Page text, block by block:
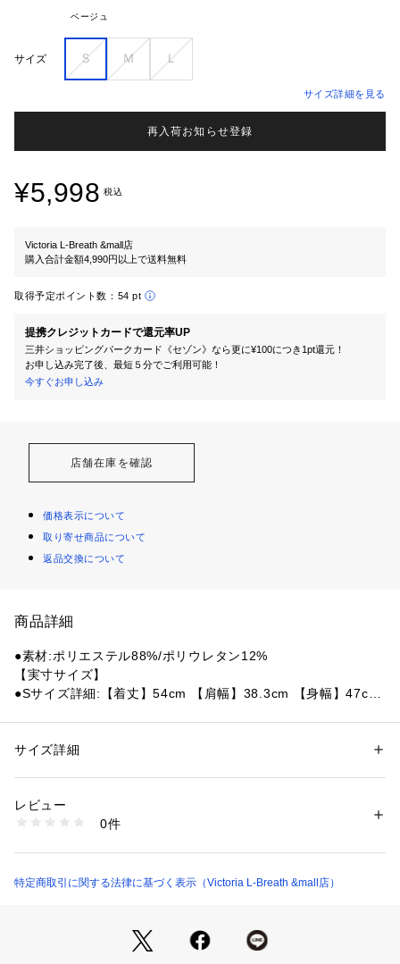
ベージュ
サイズ Ｓ Ｍ Ｌ
サイズ詳細を見る
再入荷お知らせ登録
¥5,998 税込
Victoria L-Breath &mall店
購入合計金額4,990円以上で送料無料
取得予定ポイント数： 54 pt
提携クレジットカードで還元率UP
三井ショッピングパークカード《セゾン》なら更に¥100につき1pt還元！
お申し込み完了後、最短５分でご利用可能！
今すぐお申し込み
店舗在庫を確認
価格表示について
取り寄せ商品について
返品交換について
商品詳細
●素材:ポリエステル88%/ポリウレタン12%
【実寸サイズ】
●Sサイズ詳細:【着丈】54cm 【肩幅】38.3cm 【身幅】47cm
●首元のラインが綺麗に見えるボートネックを採用した半袖Tシ
イに保つだけでなく、紫外線もカットするUV機能素材を使用
しているので、これからのシーズンにおすすめのアイテムで
※弊社独自の採寸・計量方法により計測を行っておりますた
【商品の購入にあたっての注意事項】
※一部商品において弊社カラー表記がメーカーカラー表記と異
性別：レディース
商品番号：
10854952201 （ショップ）
サイズ詳細
レビュー
0件
特定商取引に関する法律に基づく表示（Victoria L-Breath &mall店）